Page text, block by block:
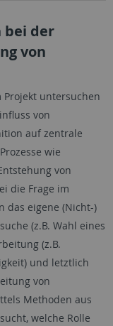
bei der
von
Projekt untersuchen
von
auf zentrale
wie
von
die Frage im
das eigene (Nicht-)
(z.B. Wahl eines
(z.B.
und letztlich
von
Methoden aus
welche Rolle